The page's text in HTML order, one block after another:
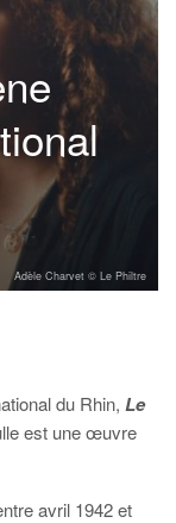
Adèle Charvet © Le Philtre
du Rhin, Le
est une œuvre
avril 1942 et